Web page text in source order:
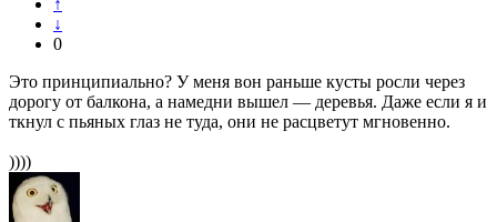
↑
↓
0
Это принципиально? У меня вон раньше кусты росли через
дорогу от балкона, а намедни вышел — деревья. Даже если я и
ткнул с пьяных глаз не туда, они не расцветут мгновенно.
))))